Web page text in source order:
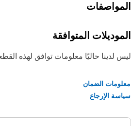
المتوافقة
لدينا حاليًا معلومات توافق لهذه القطعة.
الضمان
الإرجاع